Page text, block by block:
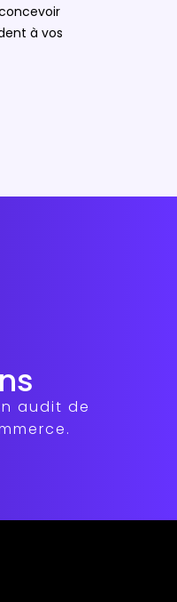
à vos
audit de